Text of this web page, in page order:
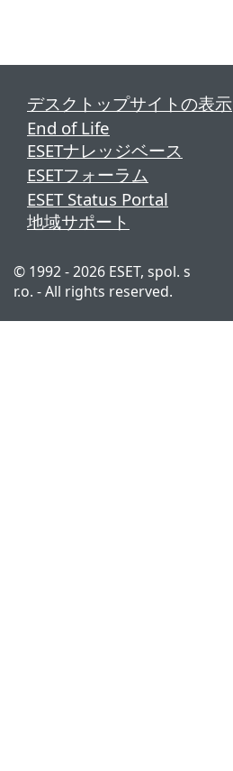
デスクトップサイトの表示
End of Life
ESETナレッジベース
ESETフォーラム
ESET Status Portal
地域サポート
© 1992 - 2026 ESET, spol. s
r.o. - All rights reserved.